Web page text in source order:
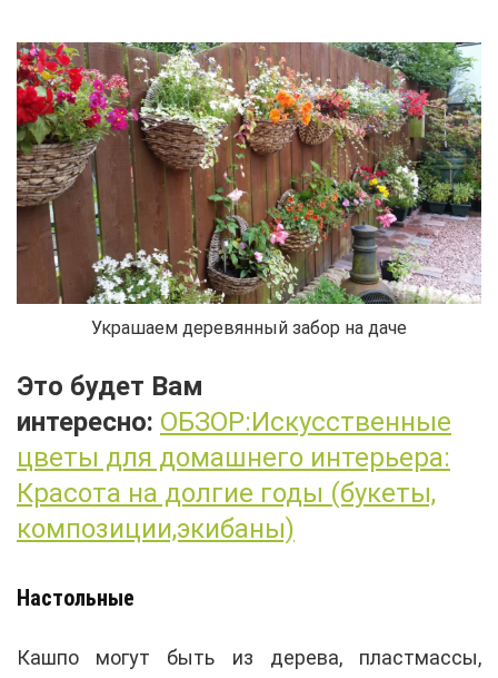
Украшаем деревянный забор на даче
Это будет Вам
интересно: ОБЗОР:Искусственные
цветы для домашнего интерьера:
Красота на долгие годы (букеты,
композиции,экибаны)
Настольные
Кашпо могут быть из дерева, пластмассы,